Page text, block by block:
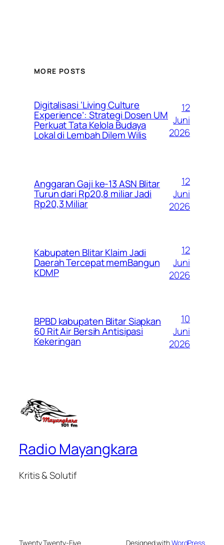
MORE POSTS
Digitalisasi ‘Living Culture
Experience’: Strategi Dosen UM
Perkuat Tata Kelola Budaya
Lokal di Lembah Dilem Wilis
12
Juni
2026
Anggaran Gaji ke-13 ASN Blitar
Turun dari Rp20,8 miliar Jadi
Rp20,3 Miliar
12
Juni
2026
Kabupaten Blitar Klaim Jadi
Daerah Tercepat memBangun
KDMP
12
Juni
2026
BPBD kabupaten Blitar Siapkan
60 Rit Air Bersih Antisipasi
Kekeringan
10
Juni
2026
Radio Mayangkara
Kritis & Solutif
Twenty Twenty-Five Designed withWordPress